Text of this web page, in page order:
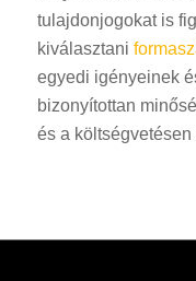
tulajdonjogokat is
kiválasztani
egyedi igényeinek
bizonyítottan
és a költségvetésen